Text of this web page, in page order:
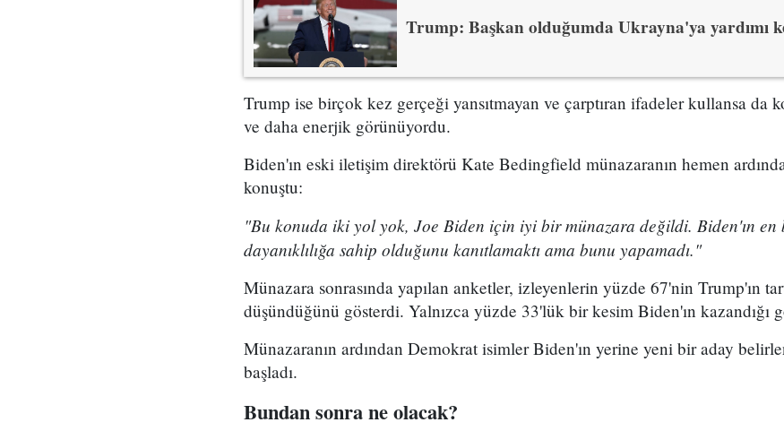
Trump: Başkan olduğumda Ukrayna'ya yardımı
Trump ise birçok kez gerçeği yansıtmayan ve çarptıran ifadeler kullansa da
ve daha enerjik görünüyordu.
Biden'ın eski iletişim direktörü Kate Bedingfield münazaranın hemen
konuştu:
"Bu konuda iki yol yok, Joe Biden için iyi bir münazara değildi. Biden'ın en
dayanıklılığa sahip olduğunu kanıtlamaktı ama bunu yapamadı."
Münazara sonrasında yapılan anketler, izleyenlerin yüzde 67'nin Trump'ın
düşündüğünü gösterdi. Yalnızca yüzde 33'lük bir kesim Biden'ın kazandığı
Münazaranın ardından Demokrat isimler Biden'ın yerine yeni bir aday
başladı.
Bundan sonra ne olacak?